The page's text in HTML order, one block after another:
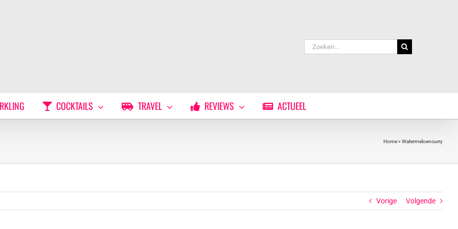
Zoeken
naar:
COCKTAILS TRAVEL REVIEWS ACTUEEL
Home» Watermeloencurry
Vorige Volgende